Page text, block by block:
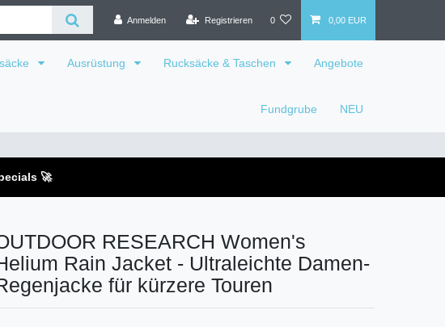
Anmelden Registrieren 0 0,00 EUR
Ausrüstung Rucksäcke & Taschen Angebote
Fundgrube NEU
🚀
RESEARCH Women's
Rain Jacket - Ultraleichte Damen-
für kürzere Touren